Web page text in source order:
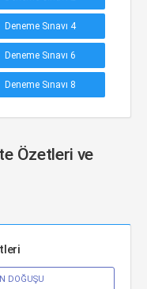
Deneme Sınavı 4
Deneme Sınavı 6
Deneme Sınavı 8
Özetleri ve
DOĞUŞU